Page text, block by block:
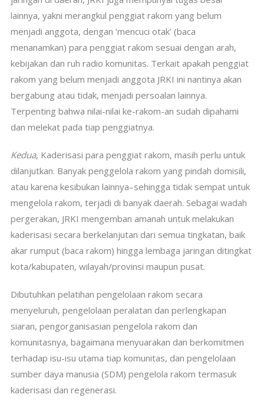
lainnya, yakni merangkul penggiat rakom yang belum
menjadi anggota, dengan ‘mencuci otak’ (baca
menanamkan) para penggiat rakom sesuai dengan arah,
kebijakan dan ruh radio komunitas. Terkait apakah penggiat
rakom yang belum menjadi anggota JRKI ini nantinya akan
bergabung atau tidak, menjadi persoalan lainnya.
Terpenting bahwa nilai-nilai ke-rakom-an sudah dipahami
dan melekat pada tiap penggiatnya.
Kedua, Kaderisasi para penggiat rakom, masih perlu untuk
dilanjutkan. Banyak penggelola rakom yang pindah domisili,
atau karena kesibukan lainnya–sehingga tidak sempat untuk
mengelola rakom, terjadi di banyak daerah. Sebagai wadah
pergerakan, JRKI mengemban amanah untuk melakukan
kaderisasi secara berkelanjutan dari semua tingkatan, baik
akar rumput (baca rakom) hingga lembaga jaringan ditingkat
kota/kabupaten, wilayah/provinsi maupun pusat.
Dibutuhkan pelatihan pengelolaan rakom secara
menyeluruh, pengelolaan peralatan dan perlengkapan
siaran, pengorganisasian pengelola rakom dan
komunitasnya, bagaimana menyuarakan dan berkomitmen
terhadap isu-isu utama tiap komunitas, dan pengelolaan
sumber daya manusia (SDM) pengelola rakom termasuk
kaderisasi dan regenerasi.